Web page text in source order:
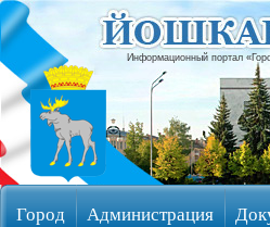
Информационный портал
Город Администрация